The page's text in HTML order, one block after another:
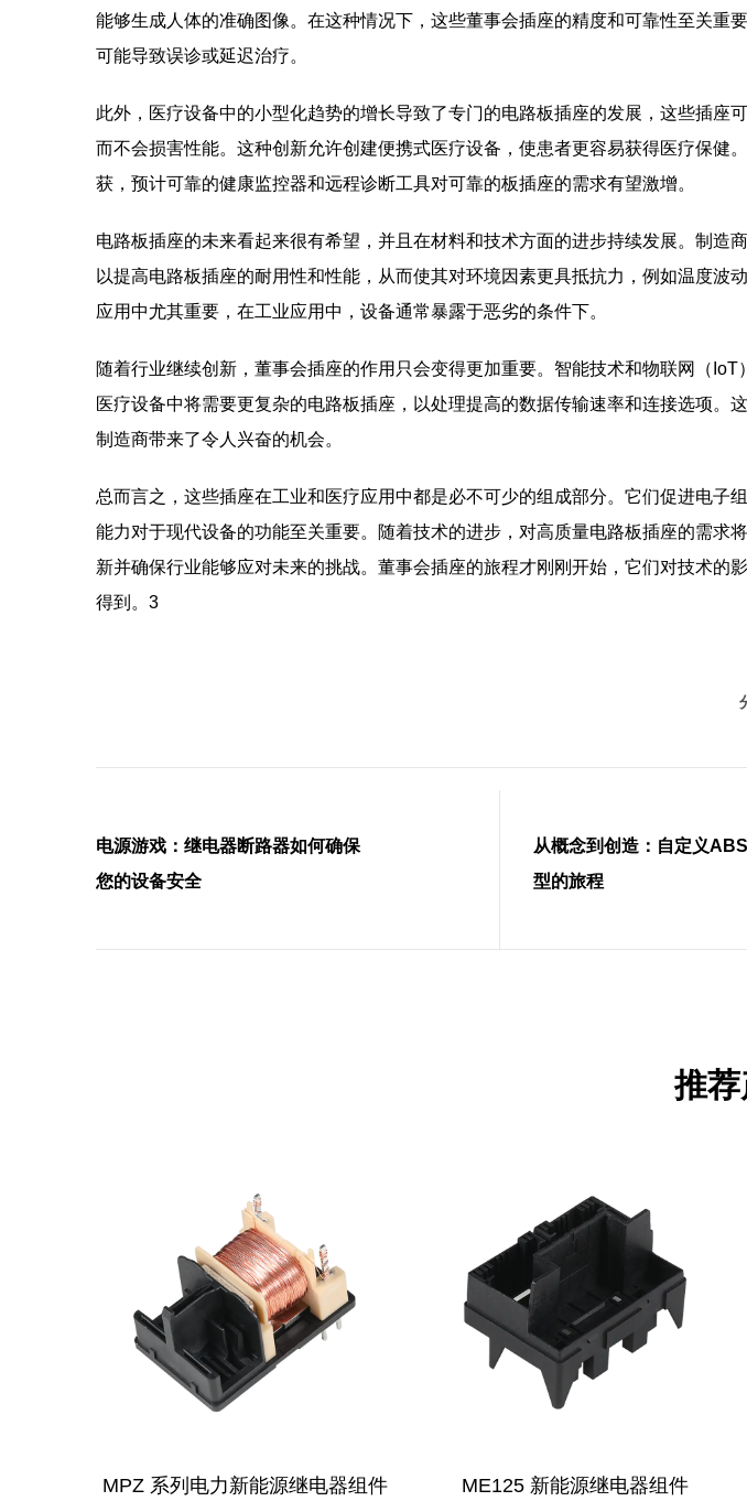
能够生成人体的准确图像。在这种情况下，这些董事会插座的精度和可靠性至关重
可能导致误诊或延迟治疗。
此外，医疗设备中的小型化趋势的增长导致了专门的电路板插座的发展，这些插座
而不会损害性能。这种创新允许创建便携式医疗设备，使患者更容易获得医疗保健
获，预计可靠的健康监控器和远程诊断工具对可靠的板插座的需求有望激增。
电路板插座的未来看起来很有希望，并且在材料和技术方面的进步持续发展。制造
以提高电路板插座的耐用性和性能，从而使其对环境因素更具抵抗力，例如温度波
应用中尤其重要，在工业应用中，设备通常暴露于恶劣的条件下。
随着行业继续创新，董事会插座的作用只会变得更加重要。智能技术和物联网（IoT
医疗设备中将需要更复杂的电路板插座，以处理提高的数据传输速率和连接选项。
制造商带来了令人兴奋的机会。
总而言之，这些插座在工业和医疗应用中都是必不可少的组成部分。它们促进电子
能力对于现代设备的功能至关重要。随着技术的进步，对高质量电路板插座的需求
新并确保行业能够应对未来的挑战。董事会插座的旅程才刚刚开始，它们对技术的
得到。3
电源游戏：继电器断路器如何确保
您的设备安全
从概念到创造：自定义
型的旅程
推
ME125 新能源继电器组件 ME108新能源自锁继电器组件